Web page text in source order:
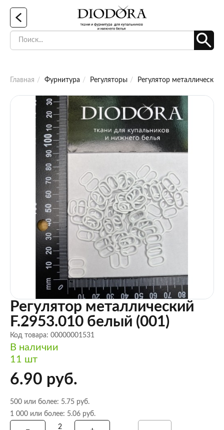
Главная Фурнитура Регуляторы Регулятор
Регулятор металлический
F.2953.010 белый (001)
Код товара: 00000001531
В наличии
11 шт
6.90 руб.
500 или более: 5.75 руб.
1 000 или более: 5.06 руб.